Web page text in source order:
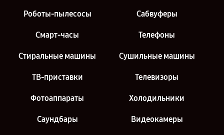
Роботы-пылесосы Сабвуферы
Смарт-часы Телефоны
Стиральные машины Сушильные машины
ТВ-приставки Телевизоры
Фотоаппараты Холодильники
Саундбары Видеокамеры